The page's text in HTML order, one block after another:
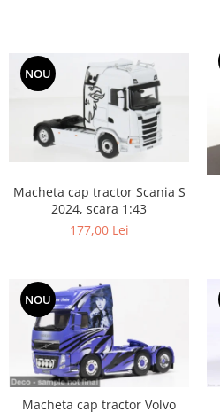
NOU
Macheta cap tractor Scania S
2024, scara 1:43
177,00 Lei
NOU
Macheta cap tractor Volvo